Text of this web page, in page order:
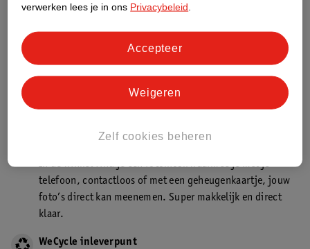
Laat je bestelling snel en gemakkelijk bezorgen in de
Kruidvat is een gecertificeerd drogist. Dit betekent dat je
In de winkel vind je een fotokiosk waarmee je met je
telefoon, contactloos of met een geheugenkaartje, jouw
foto’s direct kan meenemen. Super makkelijk en direct
klaar.
WeCycle inleverpunt
verwerken lees je in ons Privacybeleid
Zelf cookies beheren
Weigeren
Accepteer